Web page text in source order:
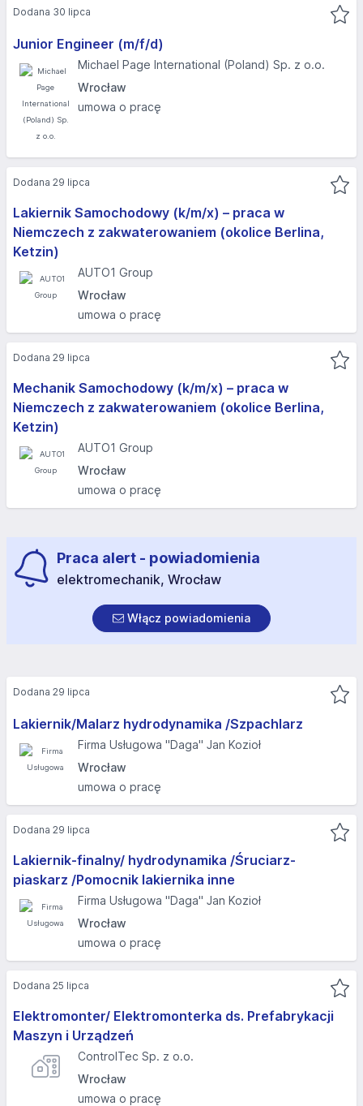
Junior Engineer (m/f/d)
Michael Page International (Poland) Sp. z o.o.
Wrocław
umowa o pracę
Dodana 30 lipca
Lakiernik Samochodowy (k/m/x) – praca w
Niemczech z zakwaterowaniem (okolice Berlina,
Ketzin)
AUTO1 Group
Wrocław
umowa o pracę
Dodana 29 lipca
Mechanik Samochodowy (k/m/x) – praca w
Niemczech z zakwaterowaniem (okolice Berlina,
Ketzin)
AUTO1 Group
Wrocław
umowa o pracę
Dodana 29 lipca
Praca alert - powiadomienia
elektromechanik, Wrocław
Włącz powiadomienia
Lakiernik/Malarz hydrodynamika /Szpachlarz
Firma Usługowa "Daga" Jan Kozioł
Wrocław
umowa o pracę
Dodana 29 lipca
Lakiernik-finalny/ hydrodynamika /Śruciarz-
piaskarz /Pomocnik lakiernika inne
Firma Usługowa "Daga" Jan Kozioł
Wrocław
umowa o pracę
Dodana 29 lipca
Elektromonter/ Elektromonterka ds. Prefabrykacji
Maszyn i Urządzeń
ControlTec Sp. z o.o.
Wrocław
umowa o pracę
Dodana 25 lipca